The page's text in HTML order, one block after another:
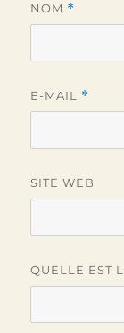
NOM *
E-MAIL *
SITE WEB
QUELLE EST